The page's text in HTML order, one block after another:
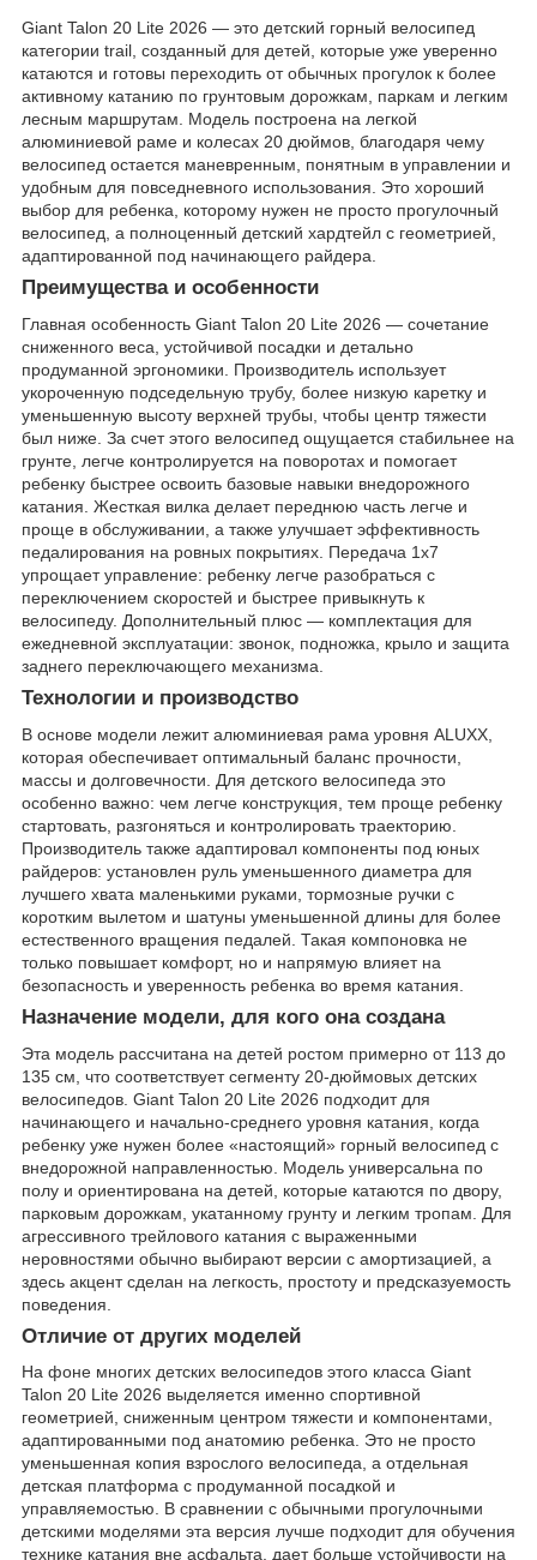
Giant Talon 20 Lite 2026 — это детский горный велосипед
категории trail, созданный для детей, которые уже уверенно
катаются и готовы переходить от обычных прогулок к более
активному катанию по грунтовым дорожкам, паркам и легким
лесным маршрутам. Модель построена на легкой
алюминиевой раме и колесах 20 дюймов, благодаря чему
велосипед остается маневренным, понятным в управлении и
удобным для повседневного использования. Это хороший
выбор для ребенка, которому нужен не просто прогулочный
велосипед, а полноценный детский хардтейл с геометрией,
адаптированной под начинающего райдера.
Преимущества и особенности
Главная особенность Giant Talon 20 Lite 2026 — сочетание
сниженного веса, устойчивой посадки и детально
продуманной эргономики. Производитель использует
укороченную подседельную трубу, более низкую каретку и
уменьшенную высоту верхней трубы, чтобы центр тяжести
был ниже. За счет этого велосипед ощущается стабильнее на
грунте, легче контролируется на поворотах и помогает
ребенку быстрее освоить базовые навыки внедорожного
катания. Жесткая вилка делает переднюю часть легче и
проще в обслуживании, а также улучшает эффективность
педалирования на ровных покрытиях. Передача 1x7
упрощает управление: ребенку легче разобраться с
переключением скоростей и быстрее привыкнуть к
велосипеду. Дополнительный плюс — комплектация для
ежедневной эксплуатации: звонок, подножка, крыло и защита
заднего переключающего механизма.
Технологии и производство
В основе модели лежит алюминиевая рама уровня ALUXX,
которая обеспечивает оптимальный баланс прочности,
массы и долговечности. Для детского велосипеда это
особенно важно: чем легче конструкция, тем проще ребенку
стартовать, разгоняться и контролировать траекторию.
Производитель также адаптировал компоненты под юных
райдеров: установлен руль уменьшенного диаметра для
лучшего хвата маленькими руками, тормозные ручки с
коротким вылетом и шатуны уменьшенной длины для более
естественного вращения педалей. Такая компоновка не
только повышает комфорт, но и напрямую влияет на
безопасность и уверенность ребенка во время катания.
Назначение модели, для кого она создана
Эта модель рассчитана на детей ростом примерно от 113 до
135 см, что соответствует сегменту 20-дюймовых детских
велосипедов. Giant Talon 20 Lite 2026 подходит для
начинающего и начально-среднего уровня катания, когда
ребенку уже нужен более «настоящий» горный велосипед с
внедорожной направленностью. Модель универсальна по
полу и ориентирована на детей, которые катаются по двору,
парковым дорожкам, укатанному грунту и легким тропам. Для
агрессивного трейлового катания с выраженными
неровностями обычно выбирают версии с амортизацией, а
здесь акцент сделан на легкость, простоту и предсказуемость
поведения.
Отличие от других моделей
На фоне многих детских велосипедов этого класса Giant
Talon 20 Lite 2026 выделяется именно спортивной
геометрией, сниженным центром тяжести и компонентами,
адаптированными под анатомию ребенка. Это не просто
уменьшенная копия взрослого велосипеда, а отдельная
детская платформа с продуманной посадкой и
управляемостью. В сравнении с обычными прогулочными
детскими моделями эта версия лучше подходит для обучения
технике катания вне асфальта, дает больше устойчивости на